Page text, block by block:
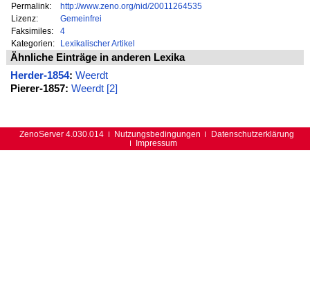
Permalink:
http://www.zeno.org/nid/20011264535
Lizenz:
Gemeinfrei
Faksimiles:
4
Kategorien:
Lexikalischer Artikel
Ähnliche Einträge in anderen Lexika
Herder-1854: Weerdt
Pierer-1857: Weerdt [2]
ZenoServer 4.030.014 Nutzungsbedingungen
Datenschutzerklärung
Impressum